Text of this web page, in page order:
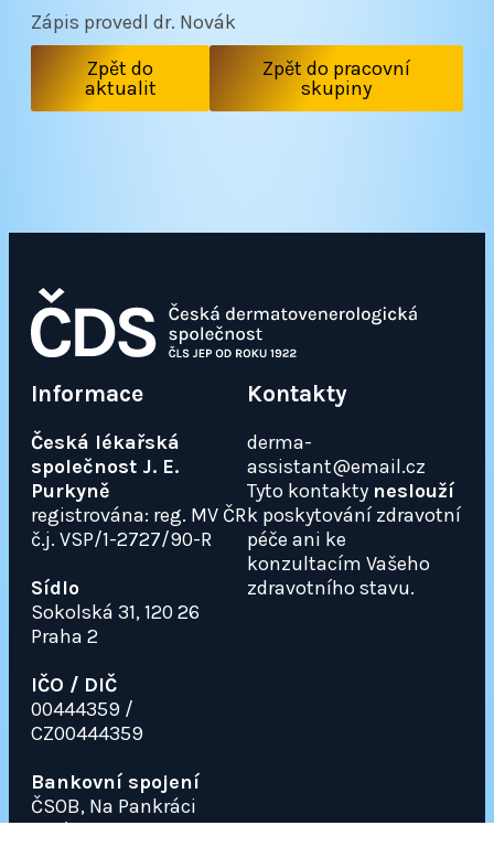
Zápis provedl dr. Novák
Zpět do
aktualit
Zpět do pracovní
skupiny
Informace
Česká lékařská
společnost J. E.
Purkyně
registrována: reg. MV ČR
č.j. VSP/1-2727/90-R
Sídlo
Sokolská 31, 120 26
Praha 2
IČO / DIČ
00444359 /
CZ00444359
Bankovní spojení
ČSOB, Na Pankráci
310/60, 140 00 Praha 4
Kontakty
derma-
assistant@email.cz
Tyto kontakty neslouží
k poskytování zdravotní
péče ani ke
konzultacím Vašeho
zdravotního stavu.